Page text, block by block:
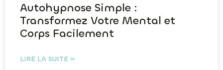
Autohypnose Simple :
Transformez Votre Mental et
Corps Facilement
LIRE LA SUITE »